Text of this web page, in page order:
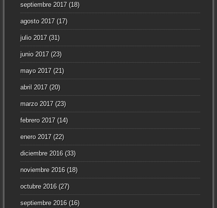
septiembre 2017(18)
agosto 2017(17)
julio 2017(31)
junio 2017(23)
mayo 2017(21)
abril 2017(20)
marzo 2017(23)
febrero 2017(14)
enero 2017(22)
diciembre 2016(33)
noviembre 2016(18)
octubre 2016(27)
septiembre 2016(16)